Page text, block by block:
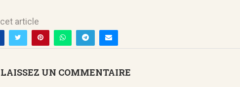
article
LAISSEZ UN COMMENTAIRE